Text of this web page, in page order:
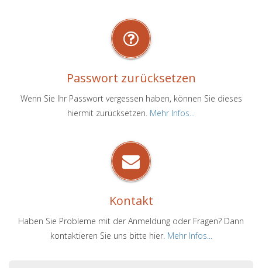
Passwort zurücksetzen
Wenn Sie Ihr Passwort vergessen haben, können Sie dieses
hiermit zurücksetzen. Mehr Infos...
Kontakt
Haben Sie Probleme mit der Anmeldung oder Fragen? Dann
kontaktieren Sie uns bitte hier. Mehr Infos...